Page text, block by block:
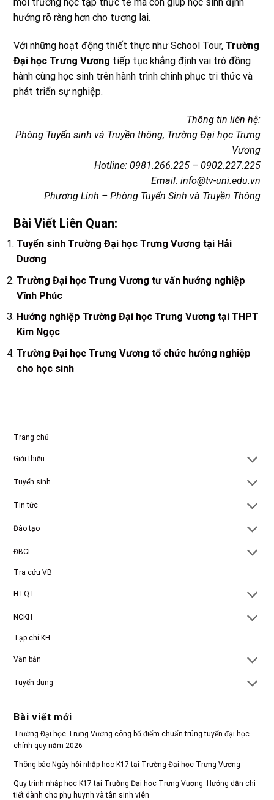
hướng rõ ràng hơn cho tương lai.
Với những hoạt động thiết thực như School Tour, Trường
Đại học Trưng Vương tiếp tục khẳng định vai trò đồng
hành cùng học sinh trên hành trình chinh phục tri thức và
phát triển sự nghiệp.
Thông tin liên hệ:
Phòng Tuyển sinh và Truyền thông, Trường Đại học Trưng
Vương
Hotline: 0981.266.225 – 0902.227.225
Email: info@tv-uni.edu.vn
Phương Linh – Phòng Tuyển Sinh và Truyền Thông
Bài Viết Liên Quan:
Tuyển sinh Trường Đại học Trưng Vương tại Hải
Dương
Trường Đại học Trưng Vương tư vấn hướng nghiệp
Vĩnh Phúc
Hướng nghiệp Trường Đại học Trưng Vương tại THPT
Kim Ngọc
Trường Đại học Trưng Vương tổ chức hướng nghiệp
cho học sinh
Trang chủ
Giới thiệu
Tuyển sinh
Tin tức
Đào tạo
ĐBCL
Tra cứu VB
HTQT
NCKH
Tạp chí KH
Văn bản
Tuyển dụng
Bài viết mới
Trường Đại học Trưng Vương công bố điểm chuẩn trúng tuyển đại học
chính quy năm 2026
Thông báo Ngày hội nhập học K17 tại Trường Đại học Trưng Vương
Quy trình nhập học K17 tại Trường Đại học Trưng Vương: Hướng dẫn chi
tiết dành cho phụ huynh và tân sinh viên